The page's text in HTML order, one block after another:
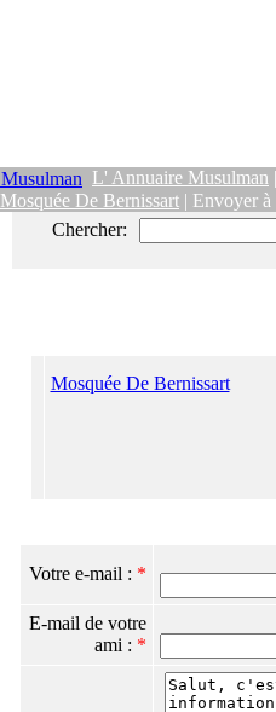
L' Annuaire Musulman
Mosquée De Bernissart | Envoyer
Chercher:
Mosquée De Bernissart
Votre e-mail : *
E-mail de votre
ami : *